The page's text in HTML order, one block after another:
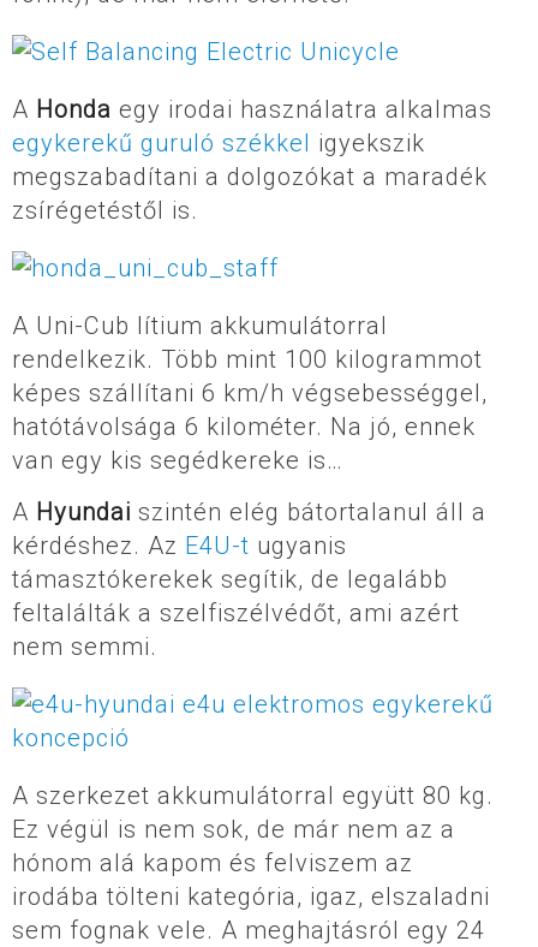
A Honda egy irodai használatra alkalmas
egykerekű guruló székkel igyekszik
megszabadítani a dolgozókat a maradék
zsírégetéstől is.
A Uni-Cub lítium akkumulátorral
rendelkezik. Több mint 100 kilogrammot
képes szállítani 6 km/h végsebességgel,
hatótávolsága 6 kilométer. Na jó, ennek
van egy kis segédkereke is…
A Hyundai szintén elég bátortalanul áll a
kérdéshez. Az E4U-t ugyanis
támasztókerekek segítik, de legalább
feltalálták a szelfiszélvédőt, ami azért
nem semmi.
A szerkezet akkumulátorral együtt 80 kg.
Ez végül is nem sok, de már nem az a
hónom alá kapom és felviszem az
irodába tölteni kategória, igaz, elszaladni
sem fognak vele. A meghajtásról egy 24